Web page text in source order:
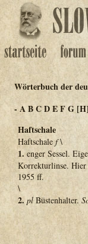
Wörterbuch der
-ABCDEFG [H]
Haftschale
Haftschale f\
1. enger Sessel.
Korrekturlinse. Hier
1955 ff.
\
2. plBüstenhalter.